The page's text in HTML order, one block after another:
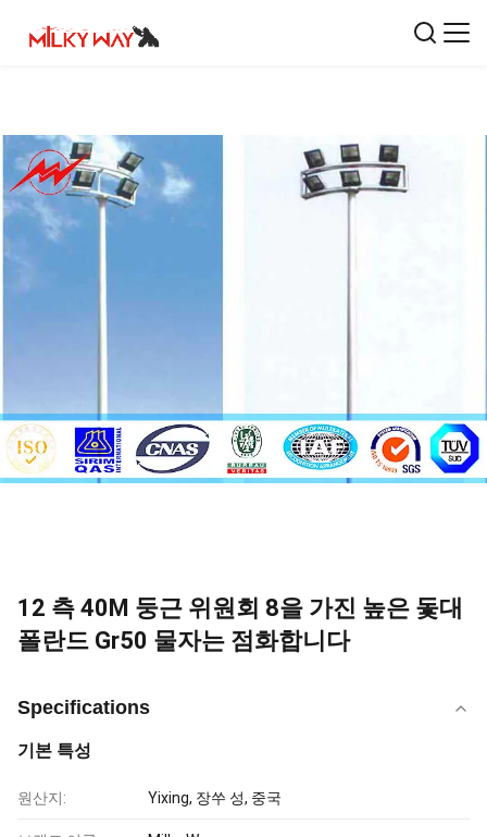
12 측 40M 둥근 위원회 8을 가진 높은 돛대
폴란드 Gr50 물자는 점화합니다
Specifications
기본 특성
원산지: Yixing, 장쑤 성, 중국